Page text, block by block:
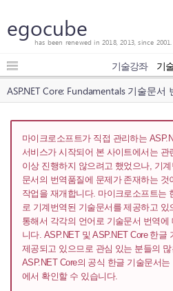
egocube
has been renewed in 2018, 2013, since 2001.
기술강좌 기
ASP.NET Core: Fundamentals 기술문서
마이크로소프트가 직접 관리하는
서비스가 시작되어 본 사이트에서는 관
이상 진행하지 않으려고 했었으나, 기
문서의 번역품질에 문제가 존재하는 것
작업을 재개합니다. 마이크로소프트는
로 기계번역된 기술문서를 제공하고 있
통해서 각각의 언어로 기술문서 번역에
니다. ASP.NET 및 ASP.NET Core 한글
제공되고 있으므로 관심 있는 분들의
ASP.NET Core의 공식 한글 기술문서는
에서 확인할 수 있습니다.